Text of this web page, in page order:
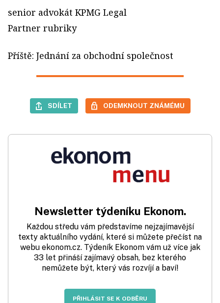
senior advokát KPMG Legal
Partner rubriky
Příště: Jednání za obchodní společnost
SDÍLET ODEMKNOUT ZNÁMÉMU
Newsletter týdeníku Ekonom.
Každou středu vám představíme nejzajímavější
texty aktuálního vydání, které si můžete přečíst na
webu ekonom.cz. Týdeník Ekonom vám už více jak
33 let přináší zajímavý obsah, bez kterého
nemůžete být, který vás rozvíjí a baví!
PŘIHLÁSIT SE K ODBĚRU